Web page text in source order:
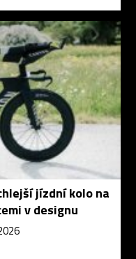
jízdní kolo na
v designu